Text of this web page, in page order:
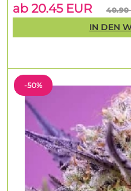
-50%
ab 20.45 EUR
40.90
IN DEN